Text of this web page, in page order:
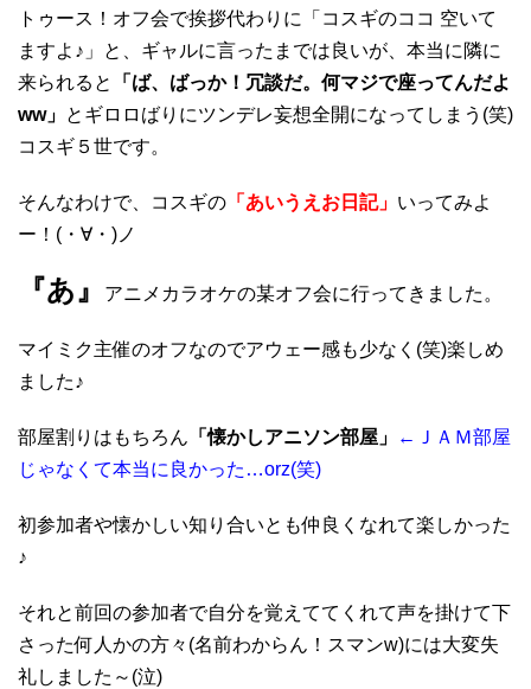
トゥース！オフ会で挨拶代わりに「コスギのココ 空いて
ますよ♪」と、ギャルに言ったまでは良いが、本当に隣に
来られると
「ば、ばっか！冗談だ。何マジで座ってんだよ
ww」 とギロロばりにツンデレ妄想全開になってしまう(笑)
コスギ５世です。
そんなわけで、コスギの 「あいうえお日記」 いってみよ
ー！(・∀・)ノ
『あ』 アニメカラオケの某オフ会に行ってきました。
マイミク主催のオフなのでアウェー感も少なく(笑)楽しめ
ました♪
部屋割りはもちろん 「懐かしアニソン部屋」
←ＪＡＭ部屋
じゃなくて本当に良かった…orz(笑)
初参加者や懐かしい知り合いとも仲良くなれて楽しかった
♪
それと前回の参加者で自分を覚えててくれて声を掛けて下
さった何人かの方々(名前わからん！スマンw)には大変失
礼しました～(泣)